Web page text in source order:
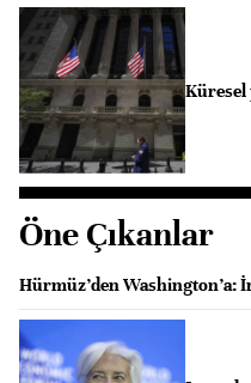
Küresel
Öne Çıkanlar
Hürmüz’den Washington’a: